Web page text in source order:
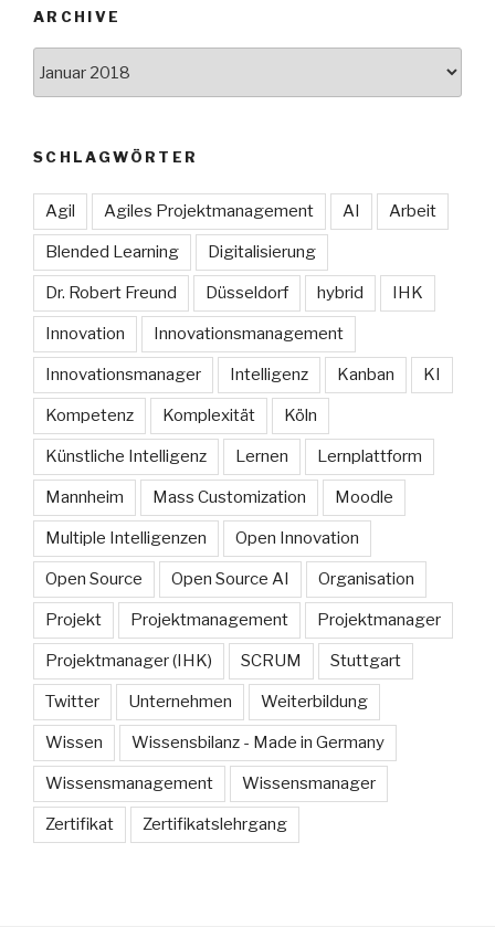
ARCHIVE
SCHLAGWÖRTER
Agil Agiles Projektmanagement AI Arbeit
Blended Learning Digitalisierung
Dr. Robert Freund Düsseldorf hybrid IHK
Innovation Innovationsmanagement
Innovationsmanager Intelligenz Kanban KI
Kompetenz Komplexität Köln
Künstliche Intelligenz Lernen Lernplattform
Mannheim Mass Customization Moodle
Multiple Intelligenzen Open Innovation
Open Source Open Source AI Organisation
Projekt Projektmanagement Projektmanager
Projektmanager (IHK) SCRUM Stuttgart
Twitter Unternehmen Weiterbildung
Wissen Wissensbilanz - Made in Germany
Wissensmanagement Wissensmanager
Zertifikat Zertifikatslehrgang